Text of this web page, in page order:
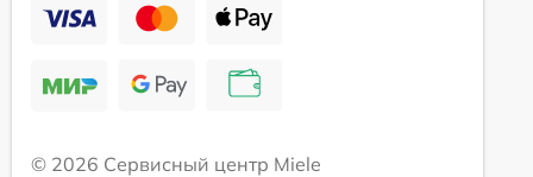
© 2026 Сервисный центр Miele